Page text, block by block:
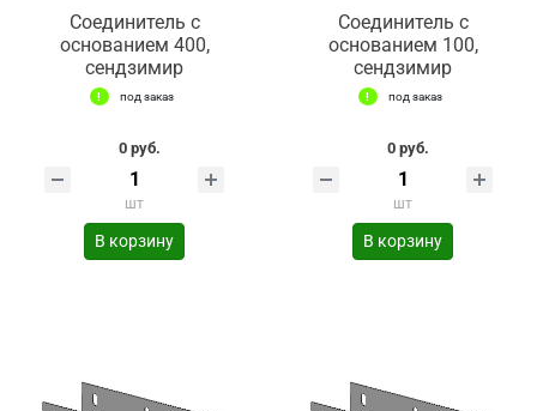
Соединитель с
основанием 400,
сендзимир
под заказ
0 руб.
шт
В корзину
Соединитель с
основанием 100,
сендзимир
под заказ
0 руб.
шт
В корзину